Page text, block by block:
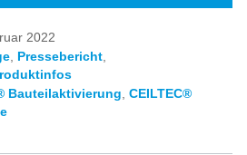
2022
, Pressebericht,
Bauteilaktivierung CEILTEC®